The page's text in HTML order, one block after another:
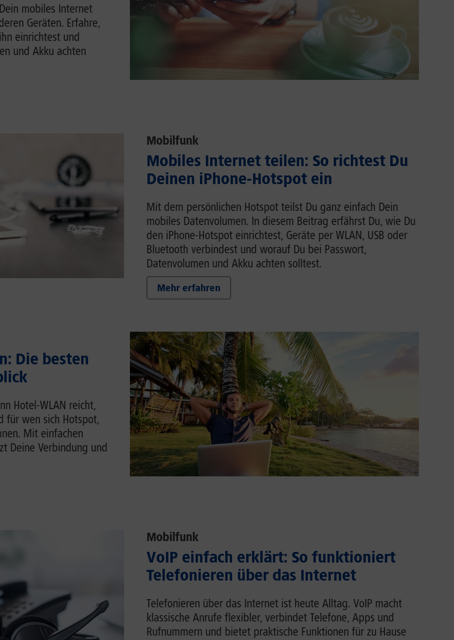
mobiles Internet
Geräten. Erfahre,
einrichtest und
und Akku achten
Mobilfunk
Mobiles Internet teilen: So richtest Du
Deinen iPhone-Hotspot ein
Mit dem persönlichen Hotspot teilst Du ganz einfach Dein
mobiles Datenvolumen. In diesem Beitrag erfährst Du, wie Du
den iPhone-Hotspot einrichtest, Geräte per WLAN, USB oder
Bluetooth verbindest und worauf Du bei Passwort,
Datenvolumen und Akku achten solltest.
Mehr erfahren
Die besten
Hotel-WLAN reicht,
für wen sich Hotspot,
Mit einfachen
Deine Verbindung und
Mobilfunk
VoIP einfach erklärt: So funktioniert
Telefonieren über das Internet
Telefonieren über das Internet ist heute Alltag. VoIP macht
klassische Anrufe flexibler, verbindet Telefone, Apps und
Rufnummern und bietet praktische Funktionen für zu Hause